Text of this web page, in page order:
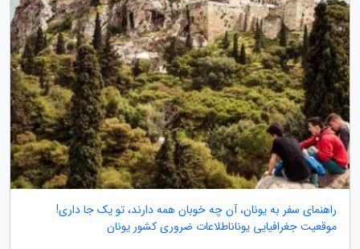
راهنمای سفر به یونان، آن چه خوبان همه دارند، تو یک جا داری!
موقعیت جغرافیایی یوناناطلاعات ضروری کشور یونان